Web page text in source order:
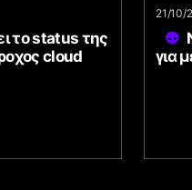
το status της
cloud
21/10/
για